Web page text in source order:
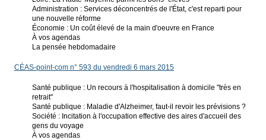
Administration : Services déconcentrés de l'État, c'est reparti pour
une nouvelle réforme
Économie : Un coût élevé de la main d'oeuvre en France
À vos agendas
La pensée hebdomadaire
CÉAS-point-com n° 593 du vendredi 6 mars 2015
Santé publique : Un recours à l'hospitalisation à domicile "très en
retrait"
Santé publique : Maladie d'Alzheimer, faut-il revoir les prévisions ?
Société : Incitation à l'occupation effective des aires d'accueil des
gens du voyage
À vos agendas